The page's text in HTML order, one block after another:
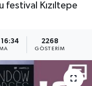
festival Kızıltepe
16:34 2268
GÖSTERIM